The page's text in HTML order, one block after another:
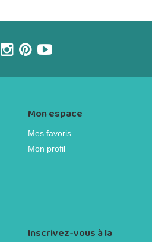
Mon espace
Mes favoris
Mon profil
Inscrivez-vous à la